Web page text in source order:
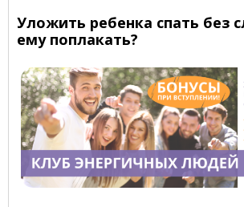
Уложить ребенка спать без
ему поплакать?